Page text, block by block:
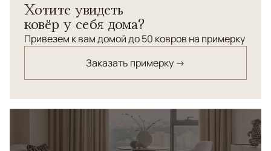
Хотите увидеть
ковёр у себя дома?
Привезем к вам домой до 50 ковров на примерку
Заказать примерку →